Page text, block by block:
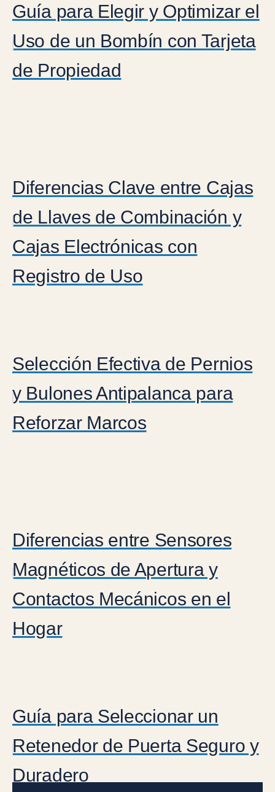
Guía para Elegir y Optimizar el
Uso de un Bombín con Tarjeta
de Propiedad
Diferencias Clave entre Cajas
de Llaves de Combinación y
Cajas Electrónicas con
Registro de Uso
Selección Efectiva de Pernios
y Bulones Antipalanca para
Reforzar Marcos
Diferencias entre Sensores
Magnéticos de Apertura y
Contactos Mecánicos en el
Hogar
Guía para Seleccionar un
Retenedor de Puerta Seguro y
Duradero